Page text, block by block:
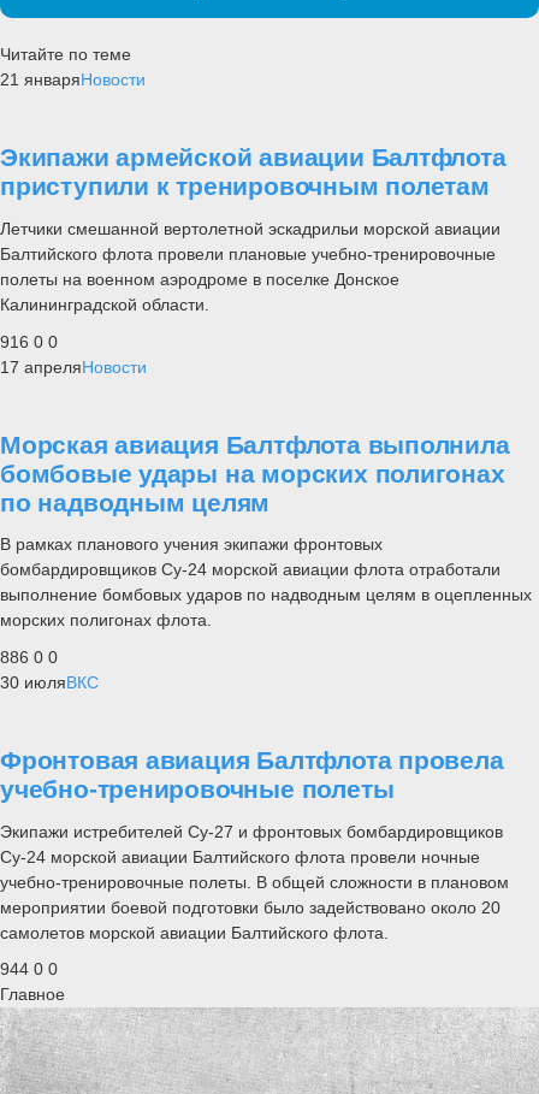
Читайте по теме
21 январяНовости
Экипажи армейской авиации Балтфлота
приступили к тренировочным полетам
Летчики смешанной вертолетной эскадрильи морской авиации
Балтийского флота провели плановые учебно-тренировочные
полеты на военном аэродроме в поселке Донское
Калининградской области.
916 0 0
17 апреляНовости
Морская авиация Балтфлота выполнила
бомбовые удары на морских полигонах
по надводным целям
В рамках планового учения экипажи фронтовых
бомбардировщиков Су-24 морской авиации флота отработали
выполнение бомбовых ударов по надводным целям в оцепленных
морских полигонах флота.
886 0 0
30 июляВКС
Фронтовая авиация Балтфлота провела
учебно-тренировочные полеты
Экипажи истребителей Су-27 и фронтовых бомбардировщиков
Су-24 морской авиации Балтийского флота провели ночные
учебно-тренировочные полеты. В общей сложности в плановом
мероприятии боевой подготовки было задействовано около 20
самолетов морской авиации Балтийского флота.
944 0 0
Главное